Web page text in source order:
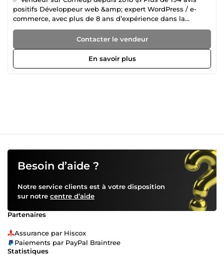
positifs Développeur web &amp; expert WordPress / e-
commerce, avec plus de 8 ans d’expérience dans la
création de sites web professionnels, boutiques e-
commerce, plateformes d’affiliation et systèmes
automatisés. J’accompagne particuliers, entrepreneurs et
entreprises dans la mise en place de solutions digitales
clés en main, performantes, sécurisées et optimisées pour
Sécurité, migration et correction de bugs WordPress Email
marketing &amp; automatisation Plugins WordPress
&amp; solutions sur mesure 💡 Pourquoi me choisir ? Plus
de 8 ans d’expertise dans le web et le e-commerce Travail
professionnel et soigné Solutions évolutives adaptées à
vos objectifs Respect des délais Assistance et
qualité/prix 🎯 Mon objectif : vous livrer un site performant,
Contactez-moi pour discuter de votre projet.
Contacter le vendeur
En savoir plus
Besoin d’aide ?
Notre service clients est à votre disposition
sur notre centre d’aide
Partenaires
Assurance par Hiscox
Paiements par PayPal Braintree
Statistiques